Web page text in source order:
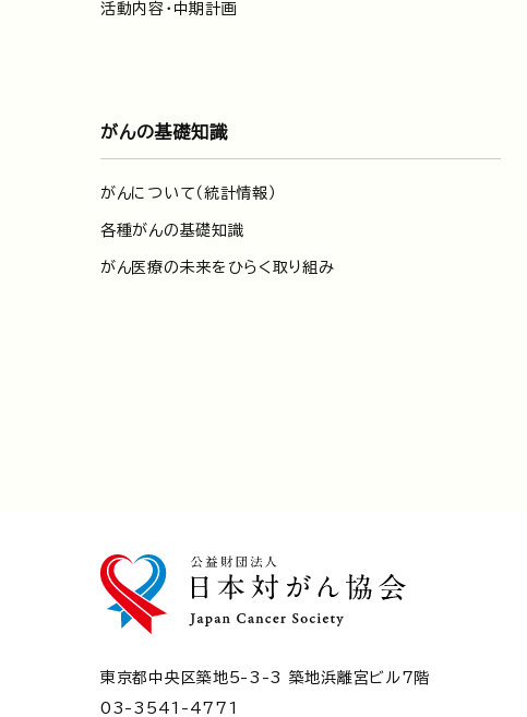
活動内容・中期計画
がんの基礎知識
がんについて（統計情報）
各種がんの基礎知識
がん医療の未来をひらく取り組み
東京都中央区築地5-3-3 築地浜離宮ビル7階
03-3541-4771